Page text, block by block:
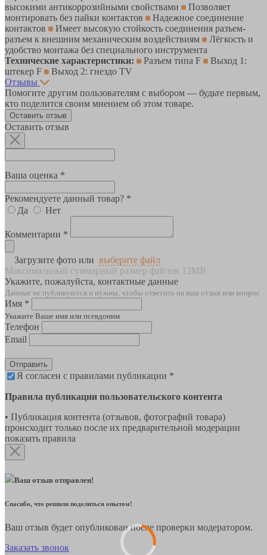
высокими антикоррозийными свойствами
Позволяет
монтировать без пайки контактов
Надежное соединение
контактов
Имеет высокую стойкость соединения разъем-
разъем к внешним механическим воздействиям
Лёгкость и
удобство монтажа без специального инструмента
Технические характеристики:
Разъем типа F
Выход 1:
штекер F
Выход 2: гнездо TV
Отзывы
Помогите другим пользователям с выбором — будьте первым,
кто поделится своим мнением об этом товаре.
Оставить отзыв
Оставить отзыв
Ваша оценка *
Рекомендуете данный товар? *
Да
Нет
Комментарии *
Загрузите фото или выберите файл
Максимальный суммарный размер файлов 12MB
Укажите, пожалуйста, контактные данные
Данные не публикуются и нужны, чтобы ответить на ваш отзыв или вопрос
Имя *
Укажите Ваше имя или псевдоним
Телефон
Email
Отправить
Я согласен с правилами публикации *
Правила публикации пользовательского контента
• Публикация контента (отзывов, фотографий товара)
происходит только после их предварительной модерации
показать правила
Ваш отзыв отправлен!
Спасибо, что решили поделиться опытом!
Ваш отзыв будет опубликован после проверки модератором.
Заказать звонок